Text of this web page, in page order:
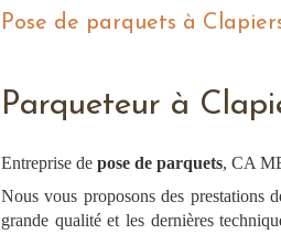
Pose de parquets à
Parqueteur à
Entreprise de pose de parquets, CA
Nous vous proposons des prestations
grande qualité et les dernières